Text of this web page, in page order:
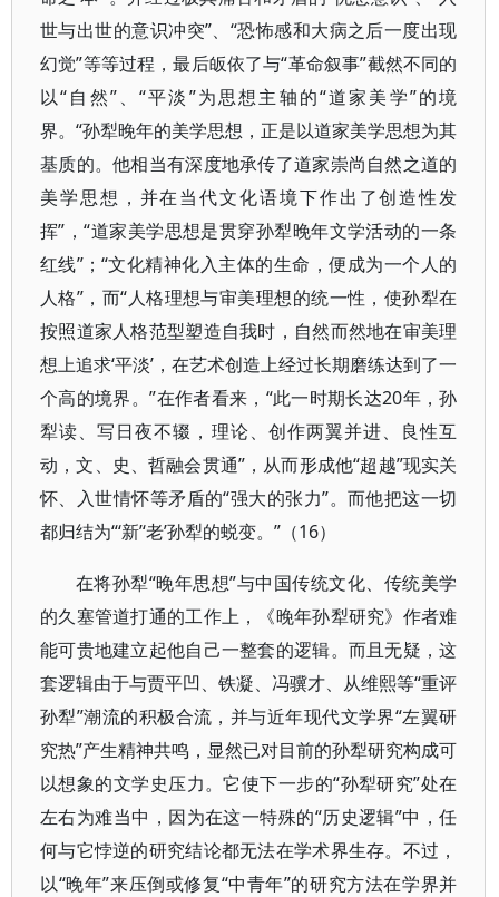
世与出世的意识冲突”、“恐怖感和大病之后一度出现
幻觉”等等过程，最后皈依了与“革命叙事”截然不同的
以“自然”、“平淡”为思想主轴的“道家美学”的境
界。“孙犁晚年的美学思想，正是以道家美学思想为其
基质的。他相当有深度地承传了道家崇尚自然之道的
美学思想，并在当代文化语境下作出了创造性发
挥”，“道家美学思想是贯穿孙犁晚年文学活动的一条
红线”；“文化精神化入主体的生命，便成为一个人的
人格”，而“人格理想与审美理想的统一性，使孙犁在
按照道家人格范型塑造自我时，自然而然地在审美理
想上追求‘平淡’，在艺术创造上经过长期磨练达到了一
个高的境界。”在作者看来，“此一时期长达20年，孙
犁读、写日夜不辍，理论、创作两翼并进、良性互
动，文、史、哲融会贯通”，从而形成他“超越”现实关
怀、入世情怀等矛盾的“强大的张力”。而他把这一切
都归结为“‘新’‘老’孙犁的蜕变。”（16）
在将孙犁“晚年思想”与中国传统文化、传统美学
的久塞管道打通的工作上，《晚年孙犁研究》作者难
能可贵地建立起他自己一整套的逻辑。而且无疑，这
套逻辑由于与贾平凹、铁凝、冯骥才、从维熙等“重评
孙犁”潮流的积极合流，并与近年现代文学界“左翼研
究热”产生精神共鸣，显然已对目前的孙犁研究构成可
以想象的文学史压力。它使下一步的“孙犁研究”处在
左右为难当中，因为在这一特殊的“历史逻辑”中，任
何与它悖逆的研究结论都无法在学术界生存。不过，
以“晚年”来压倒或修复“中青年”的研究方法在学界并